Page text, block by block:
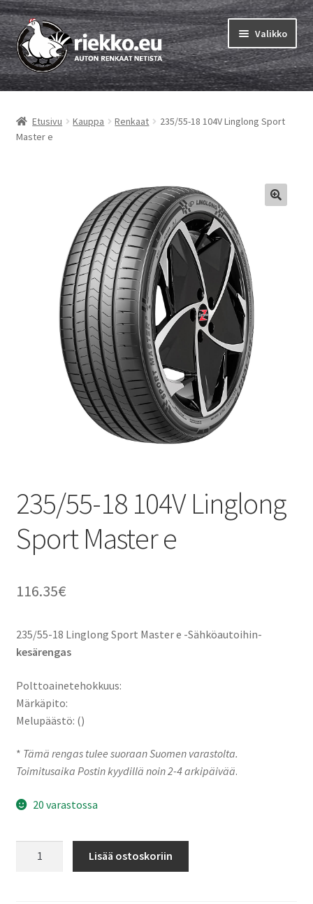
Siirry
navigointiin
Siirry
sisältöön
Valikko
Etusivu
Vinkit & ohjeet
Rengastestit
Etusivu Kauppa Renkaat
235/55-18 104V Linglong Sport
Master e
235/55-18 104V Linglong
Sport Master e
116.35€
235/55-18 Linglong Sport Master e -Sähköautoihin-
kesärengas
Polttoainetehokkuus:
Märkäpito:
Melupäästö: ()
* Tämä rengas tulee suoraan Suomen varastolta.
Toimitusaika Postin kyydillä noin 2-4 arkipäivää.
20 varastossa
Lisää ostoskoriin